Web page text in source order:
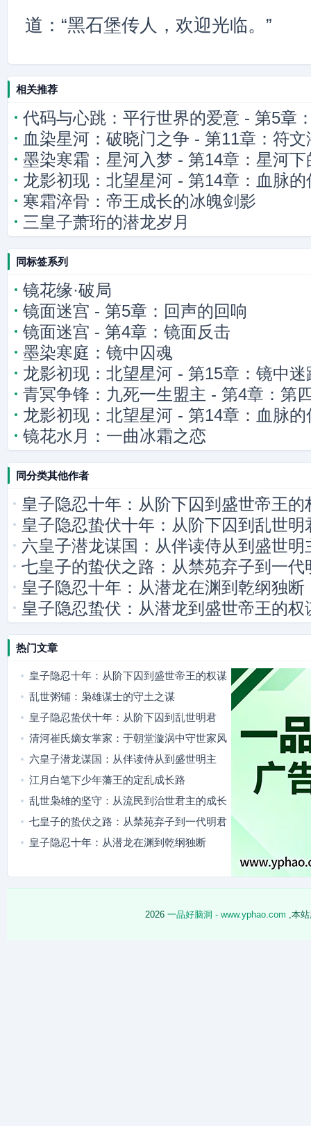
道：“黑石堡传人，欢迎光临。”
相关推荐
代码与心跳：平行世界的爱意 - 第5章
迷思
血染星河：破晓门之争 - 第11章：符文
墨染寒霜：星河入梦 - 第14章：星河下
龙影初现：北望星河 - 第14章：血脉的
寒霜淬骨：帝王成长的冰魄剑影
三皇子萧珩的潜龙岁月
同标签系列
镜花缘·破局
镜面迷宫 - 第5章：回声的回响
镜面迷宫 - 第4章：镜面反击
墨染寒庭：镜中囚魂
龙影初现：北望星河 - 第15章：镜中迷
青冥争锋：九死一生盟主 - 第4章：第
影逼近
龙影初现：北望星河 - 第14章：血脉的
镜花水月：一曲冰霜之恋
同分类其他作者
皇子隐忍十年：从阶下囚到盛世帝王的
皇子隐忍蛰伏十年：从阶下囚到乱世明
六皇子潜龙谋国：从伴读侍从到盛世明
七皇子的蛰伏之路：从禁苑弃子到一代
皇子隐忍十年：从潜龙在渊到乾纲独断
皇子隐忍蛰伏：从潜龙到盛世帝王的权
热门文章
皇子隐忍十年：从阶下囚到盛世帝王的权谋
路
乱世粥铺：枭雄谋士的守土之谋
皇子隐忍蛰伏十年：从阶下囚到乱世明君
清河崔氏嫡女掌家：于朝堂漩涡中守世家风
骨
六皇子潜龙谋国：从伴读侍从到盛世明主
江月白笔下少年藩王的定乱成长路
乱世枭雄的坚守：从流民到治世君主的成长
路
七皇子的蛰伏之路：从禁苑弃子到一代明君
皇子隐忍十年：从潜龙在渊到乾纲独断
2026 一品好脑洞 - www.yphao.com ,本